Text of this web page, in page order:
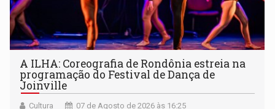
A ILHA: Coreografia de Rondônia estreia na
programação do Festival de Dança de
Joinville
Cultura 07 de Agosto de 2026 às 16:25